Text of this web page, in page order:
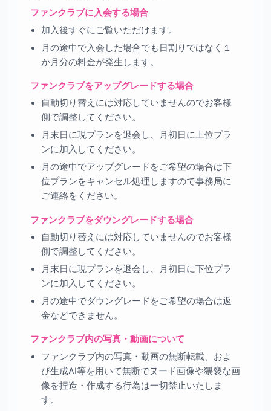
ファンクラブに入会する場合
加入後すぐにご覧いただけます。
月の途中で入会した場合でも日割りではなく１
か月分の料金が発生します。
ファンクラブをアップグレードする場合
自動切り替えには対応していませんのでお客様
側で調整してください。
月末日に現プランを退会し、月初日に上位プラ
ンに加入してください。
月の途中でアップグレードをご希望の場合は下
位プランをキャンセル処理しますので事務局に
ご連絡をください。
ファンクラブをダウングレードする場合
自動切り替えには対応していませんのでお客様
側で調整してください。
月末日に現プランを退会し、月初日に下位プラ
ンに加入してください。
月の途中でダウングレードをご希望の場合は返
金などできません。
ファンクラブ内の写真・動画について
ファンクラブ内の写真・動画の無断転載、およ
び生成AI等を用いて無断でヌード画像や猥褻な画
像を捏造・作成する行為は一切禁止いたしま
す。